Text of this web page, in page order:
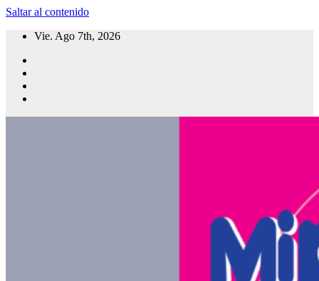
Saltar al contenido
Vie. Ago 7th, 2026